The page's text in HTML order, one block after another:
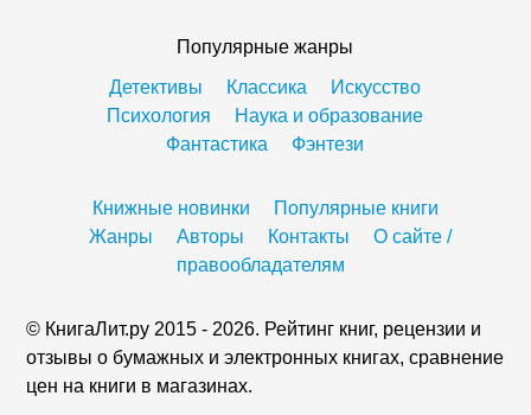
Популярные жанры
Детективы
Классика
Искусство
Психология
Наука и образование
Фантастика
Фэнтези
Книжные новинки
Популярные книги
Жанры
Авторы Контакты
О сайте /
правообладателям
© КнигаЛит.ру 2015 - 2026. Рейтинг книг, рецензии и
отзывы о бумажных и электронных книгах, сравнение
цен на книги в магазинах.